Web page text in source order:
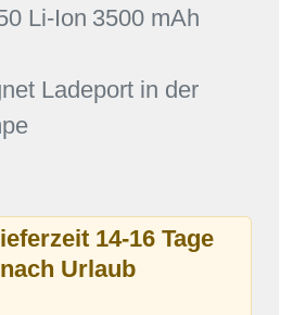
Li-Ion 3500 mAh
Ladeport in der
14-16 Tage
Urlaub